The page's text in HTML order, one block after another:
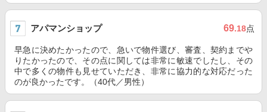
アパマンショップ 69.18点
早急に決めたかったので、急いで物件選び、審査、契約までや
りたかったので、その点に関しては非常に敏速でしたし、その
中で多くの物件も見せていただき、非常に協力的な対応だった
のが良かったです。（40代／男性）